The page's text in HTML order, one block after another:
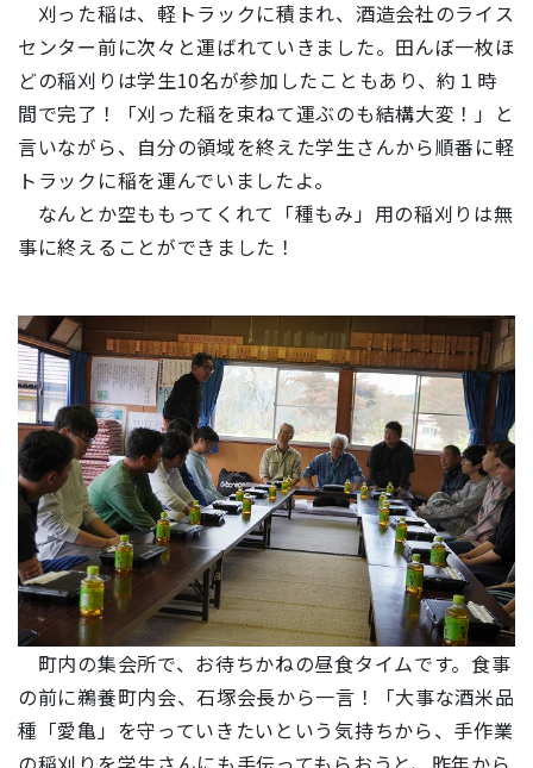
刈った稲は、軽トラックに積まれ、酒造会社のライス
センター前に次々と運ばれていきました。田んぼ一枚ほ
どの稲刈りは学生10名が参加したこともあり、約１時
間で完了！「刈った稲を束ねて運ぶのも結構大変！」と
言いながら、自分の領域を終えた学生さんから順番に軽
トラックに稲を運んでいましたよ。
なんとか空ももってくれて「種もみ」用の稲刈りは無
事に終えることができました！
町内の集会所で、お待ちかねの昼食タイムです。食事
の前に鵜養町内会、石塚会長から一言！「大事な酒米品
種「愛亀」を守っていきたいという気持ちから、手作業